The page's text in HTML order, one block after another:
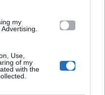
its third-party tags to
my
Use,
of my
with the